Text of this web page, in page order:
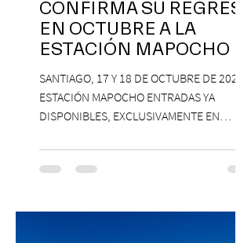
CONFIRMA SU REGRESO
EN OCTUBRE A LA
ESTACIÓN MAPOCHO
SANTIAGO, 17 Y 18 DE OCTUBRE DE 2026,
ESTACIÓN MAPOCHO ENTRADAS YA
DISPONIBLES, EXCLUSIVAMENTE EN
con una edición renovada que reunirá
yoga, bienestar y vida consciente, con la
Antonella Orsini, Yoga Woman y más